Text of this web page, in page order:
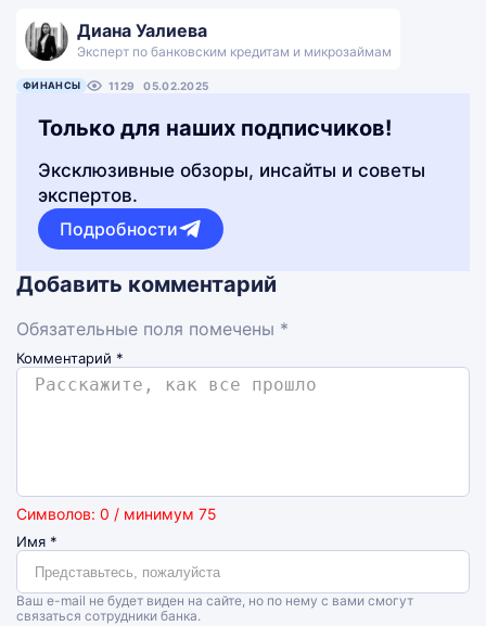
Диана Уалиева
Эксперт по банковским кредитам и микрозаймам
ФИНАНСЫ 1129 05.02.2025
Только для наших подписчиков!
Эксклюзивные обзоры, инсайты и советы
экспертов.
Подробности
Добавить комментарий
Обязательные поля помечены *
Комментарий *
Символов: 0 / минимум 75
Имя *
Ваш e-mail не будет виден на сайте, но по нему с вами смогут
связаться сотрудники банка.